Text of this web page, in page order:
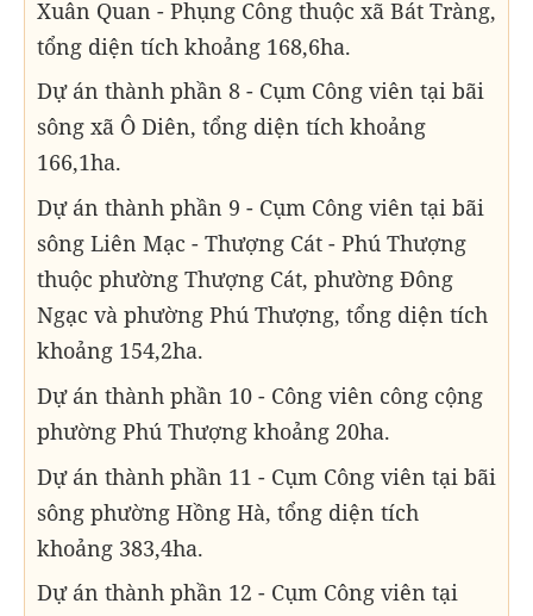
Xuân Quan - Phụng Công thuộc xã Bát Tràng,
tổng diện tích khoảng 168,6ha.
Dự án thành phần 8 - Cụm Công viên tại bãi
sông xã Ô Diên, tổng diện tích khoảng
166,1ha.
Dự án thành phần 9 - Cụm Công viên tại bãi
sông Liên Mạc - Thượng Cát - Phú Thượng
thuộc phường Thượng Cát, phường Đông
Ngạc và phường Phú Thượng, tổng diện tích
khoảng 154,2ha.
Dự án thành phần 10 - Công viên công cộng
phường Phú Thượng khoảng 20ha.
Dự án thành phần 11 - Cụm Công viên tại bãi
sông phường Hồng Hà, tổng diện tích
khoảng 383,4ha.
Dự án thành phần 12 - Cụm Công viên tại